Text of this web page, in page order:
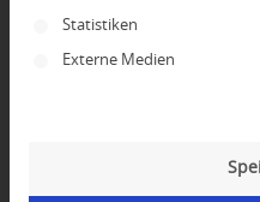
Statistiken
Externe Medien